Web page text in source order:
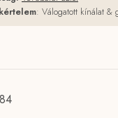
: Válogatott kínálat &